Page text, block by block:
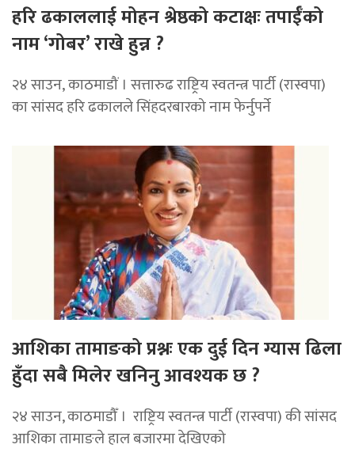
हरि ढकाललाई मोहन श्रेष्ठको कटाक्षः तपाईँको
नाम ‘गोबर’ राखे हुन्न ?
२४ साउन, काठमाडौं । सत्तारुढ राष्ट्रिय स्वतन्त्र पार्टी (रास्वपा)
का सांसद हरि ढकालले सिंहदरबारको नाम फेर्नुपर्ने
आशिका तामाङको प्रश्नः एक दुई दिन ग्यास ढिला
हुँदा सबै मिलेर खनिनु आवश्यक छ ?
२४ साउन, काठमाडौँ । राष्ट्रिय स्वतन्त्र पार्टी (रास्वपा) की सांसद
आशिका तामाङले हाल बजारमा देखिएको